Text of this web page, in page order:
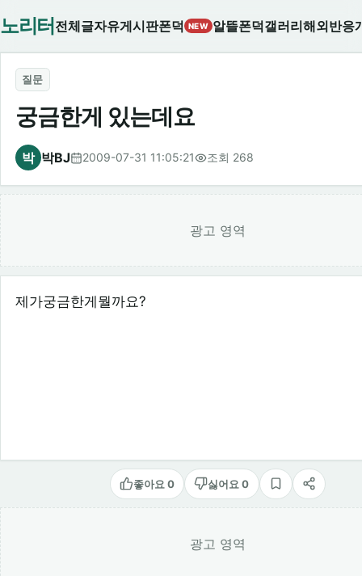
노리터 전체글자유게시판폰덕 NEW 알뜰폰덕갤러리해외반응
질문
궁금한게 있는데요
박 박BJ 2009-07-31 11:05:21 조회 268
광고 영역
제가궁금한게뭘까요?
좋아요 0 싫어요 0
스크랩공유
광고 영역